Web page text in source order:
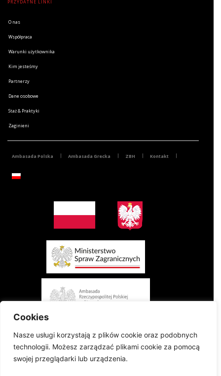
Cookies
Nasze usługi korzystają z plików cookie oraz podobnych
technologii. Możesz zarządzać plikami cookie za pomocą
swojej przeglądarki lub urządzenia.
PRZYDATNE LINKI
O nas
Współpraca
Warunki użytkownika
Kim jesteśmy
Partnerzy
Dane osobowe
Staż & Praktyki
Zaginieni
Ambasada Polska Ambasada Grecka ZBH Kontakt